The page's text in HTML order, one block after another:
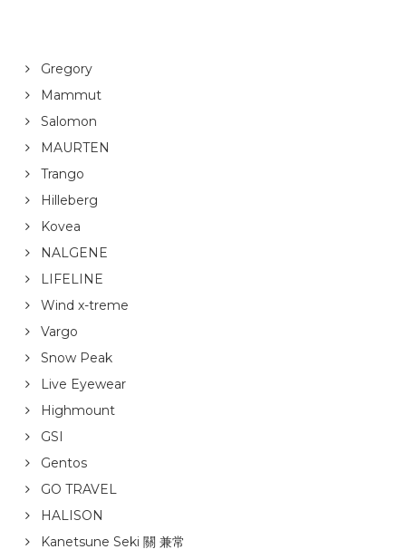
Gregory
Mammut
Salomon
MAURTEN
Trango
Hilleberg
Kovea
NALGENE
LIFELINE
Wind x-treme
Vargo
Snow Peak
Live Eyewear
Highmount
GSI
Gentos
GO TRAVEL
HALISON
Kanetsune Seki 關 兼常